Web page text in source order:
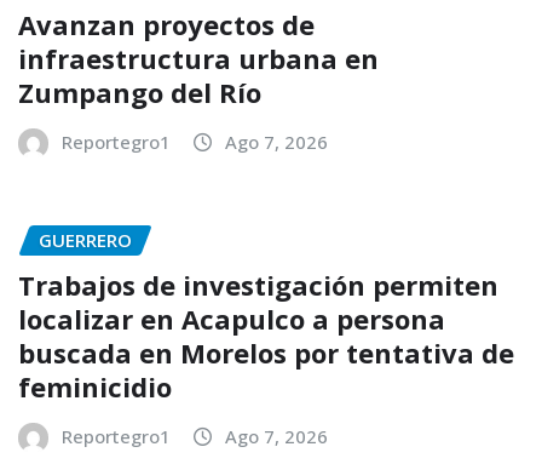
Avanzan proyectos de
infraestructura urbana en
Zumpango del Río
Reportegro1 Ago 7, 2026
GUERRERO
Trabajos de investigación permiten
localizar en Acapulco a persona
buscada en Morelos por tentativa de
feminicidio
Reportegro1 Ago 7, 2026